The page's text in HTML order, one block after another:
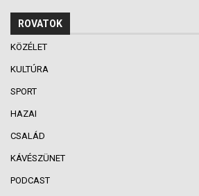
ROVATOK
KÖZÉLET
KULTÚRA
SPORT
HAZAI
CSALÁD
KÁVÉSZÜNET
PODCAST